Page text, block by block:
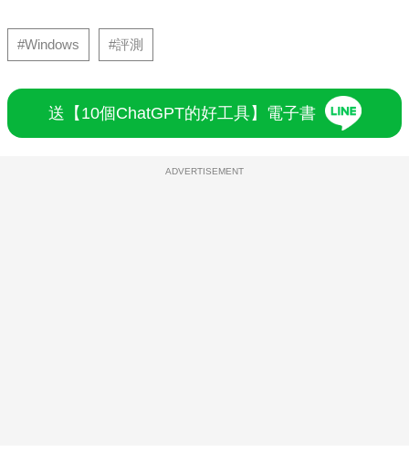
#Windows #評測
送【10個ChatGPT的好工具】電子書
ADVERTISEMENT